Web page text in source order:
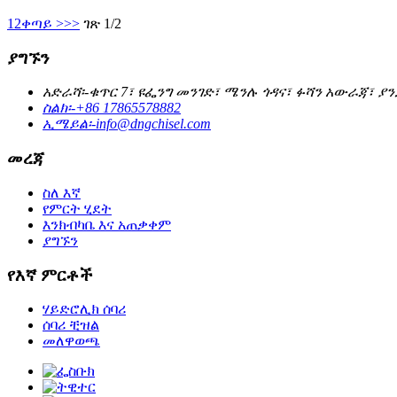
1 2ቀጣይ >>> ገጽ 1/2
ያግኙን
አድራሻ፡-ቁጥር 7፣ ዩፌንግ መንገድ፣ ሜንሉ ጎዳና፣ ፉሻን አውራጃ፣
ስልክ፡-+86 17865578882
ኢሜይል፡-info@dngchisel.com
መረጃ
ስለ እኛ
የምርት ሂደት
እንክብካቤ እና አጠቃቀም
ያግኙን
የእኛ ምርቶች
ሃይድሮሊክ ሰባሪ
ሰባሪ ቺዝል
መለዋወጫ